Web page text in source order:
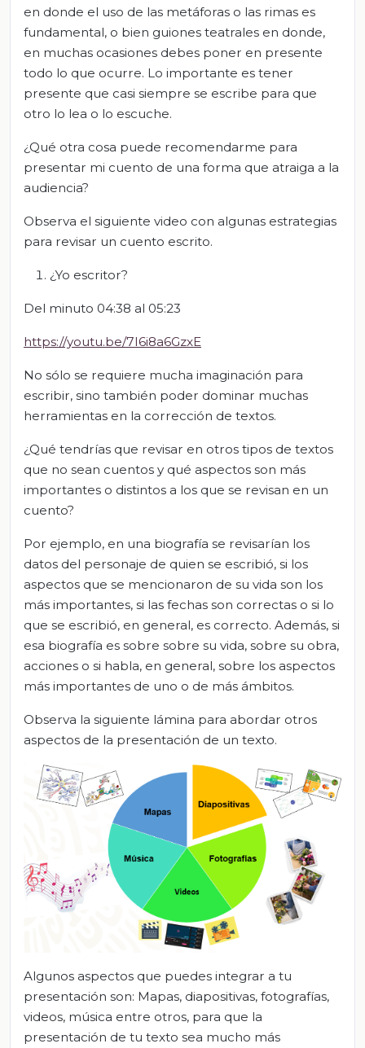
en donde el uso de las metáforas o las rimas es
fundamental, o bien guiones teatrales en donde,
en muchas ocasiones debes poner en presente
todo lo que ocurre. Lo importante es tener
presente que casi siempre se escribe para que
otro lo lea o lo escuche.
¿Qué otra cosa puede recomendarme para
presentar mi cuento de una forma que atraiga a la
audiencia?
Observa el siguiente video con algunas estrategias
para revisar un cuento escrito.
¿Yo escritor?
Del minuto 04:38 al 05:23
https://youtu.be/7I6i8a6GzxE
No sólo se requiere mucha imaginación para
escribir, sino también poder dominar muchas
herramientas en la corrección de textos.
¿Qué tendrías que revisar en otros tipos de textos
que no sean cuentos y qué aspectos son más
importantes o distintos a los que se revisan en un
cuento?
Por ejemplo, en una biografía se revisarían los
datos del personaje de quien se escribió, si los
aspectos que se mencionaron de su vida son los
más importantes, si las fechas son correctas o si lo
que se escribió, en general, es correcto. Además, si
esa biografía es sobre sobre su vida, sobre su obra,
acciones o si habla, en general, sobre los aspectos
más importantes de uno o de más ámbitos.
Observa la siguiente lámina para abordar otros
aspectos de la presentación de un texto.
Algunos aspectos que puedes integrar a tu
presentación son: Mapas, diapositivas, fotografías,
videos, música entre otros, para que la
presentación de tu texto sea mucho más